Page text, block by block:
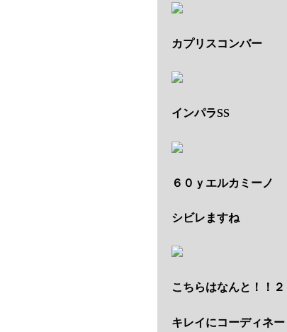
カプリスコンバー
インパラSS
６０ｙエルカミーノ
シビレますね
こちらはなんと！！
キレイにコーディネ